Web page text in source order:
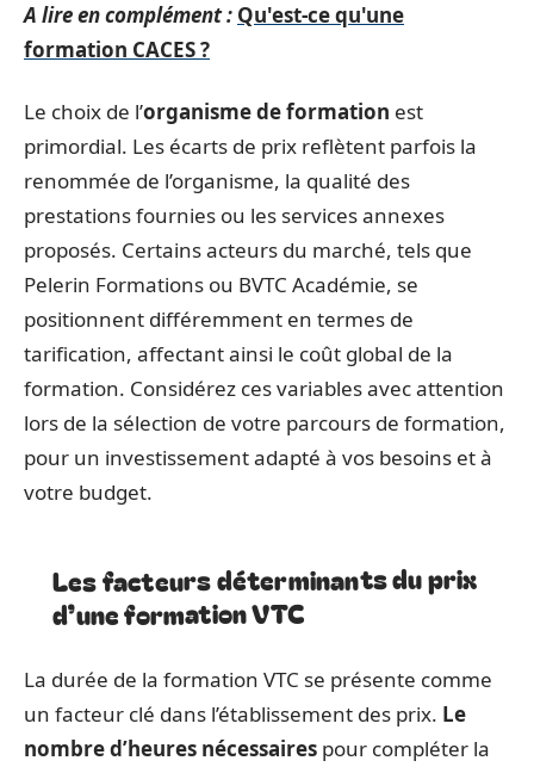
A lire en complément : Qu'est-ce qu'une
formation CACES ?
Le choix de l’organisme de formation est
primordial. Les écarts de prix reflètent parfois la
renommée de l’organisme, la qualité des
prestations fournies ou les services annexes
proposés. Certains acteurs du marché, tels que
Pelerin Formations ou BVTC Académie, se
positionnent différemment en termes de
tarification, affectant ainsi le coût global de la
formation. Considérez ces variables avec attention
lors de la sélection de votre parcours de formation,
pour un investissement adapté à vos besoins et à
votre budget.
Les facteurs déterminants du prix
d’une formation VTC
La durée de la formation VTC se présente comme
un facteur clé dans l’établissement des prix. Le
nombre d’heures nécessaires pour compléter la